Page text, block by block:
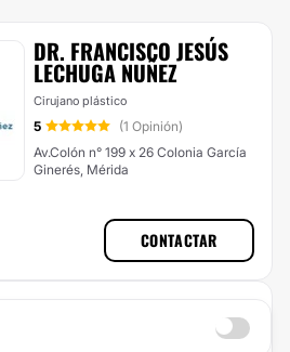
DR. FRANCISCO JESÚS
LECHUGA NUÑEZ
Cirujano plástico
5
(1 Opinión)
Av.Colón n° 199 x 26 Colonia García
Ginerés, Mérida
CONTACTAR